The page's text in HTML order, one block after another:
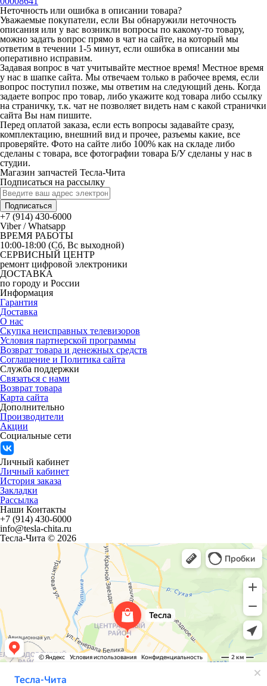
Неточность или ошибка в описании товара?
Уважаемые покупатели, если Вы обнаружили неточность
описания или у вас возникли вопросы по какому-то товару,
можно задать вопрос прямо в чат на сайте, на который мы
ответим в течении 1-5 минут, если ошибка в описании мы
оперативно исправим.
Задавая вопрос в чат учитывайте местное время! Местное время
у нас в шапке сайта. Мы отвечаем только в рабочее время, если
вопрос поступил позже, мы ответим на следующий день. Когда
задаете вопрос про товар, либо укажите код товара либо ссылку
на страничку, т.к. чат не позволяет видеть нам с какой странички
сайта Вы нам пишите.
Перед оплатой заказа, если есть вопросы задавайте сразу,
комплектацию, внешний вид и прочее, разъемы какие, все
проверяйте. Фото на сайте либо 100% как на складе либо
сделаны с товара, все фотографии товара Б/У сделаны у нас в
студии.
Магазин запчастей Тесла-Чита
Подписаться на рассылку
Подписаться
+7 (914) 430-6000
Viber / Whatsapp
ВРЕМЯ РАБОТЫ
10:00-18:00 (Сб, Вс выходной)
СЕРВИСНЫЙ ЦЕНТР
ремонт цифровой электроники
ДОСТАВКА
по городу и России
Информация
Гарантия
Доставка
О нас
Скупка неисправных телевизоров
Условия партнерской программы
Возврат товара и денежных средств
Соглашение и Политика сайта
Служба поддержки
Связаться с нами
Возврат товара
Карта сайта
Дополнительно
Производители
Акции
Социальные сети
Личный кабинет
Личный кабинет
История заказа
Закладки
Рассылка
Наши Контакты
+7 (914) 430-6000
info@tesla-chita.ru
Тесла-Чита © 2026